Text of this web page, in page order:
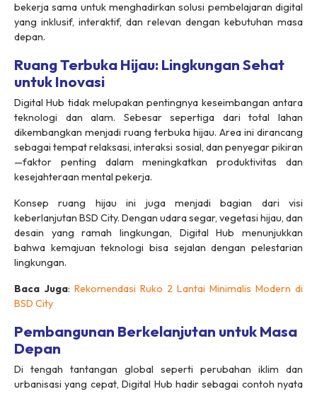
bekerja sama untuk menghadirkan solusi pembelajaran digital
yang inklusif, interaktif, dan relevan dengan kebutuhan masa
depan.
Ruang Terbuka Hijau: Lingkungan Sehat
untuk Inovasi
Digital Hub tidak melupakan pentingnya keseimbangan antara
teknologi dan alam. Sebesar sepertiga dari total lahan
dikembangkan menjadi ruang terbuka hijau. Area ini dirancang
sebagai tempat relaksasi, interaksi sosial, dan penyegar pikiran
—faktor penting dalam meningkatkan produktivitas dan
kesejahteraan mental pekerja.
Konsep ruang hijau ini juga menjadi bagian dari visi
keberlanjutan BSD City. Dengan udara segar, vegetasi hijau, dan
desain yang ramah lingkungan, Digital Hub menunjukkan
bahwa kemajuan teknologi bisa sejalan dengan pelestarian
lingkungan.
Baca Juga: Rekomendasi Ruko 2 Lantai Minimalis Modern di
BSD City
Pembangunan Berkelanjutan untuk Masa
Depan
Di tengah tantangan global seperti perubahan iklim dan
urbanisasi yang cepat, Digital Hub hadir sebagai contoh nyata